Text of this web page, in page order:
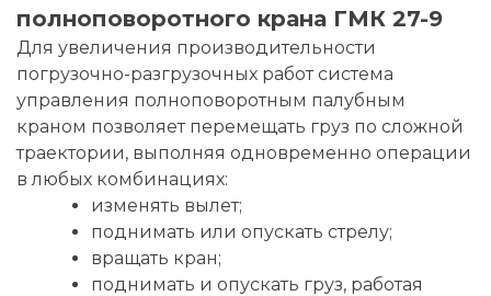
полноповоротного крана ГМК 27-9
Для увеличения производительности
погрузочно-разгрузочных работ система
управления полноповоротным палубным
краном позволяет перемещать груз по сложной
траектории, выполняя одновременно операции
в любых комбинациях:
изменять вылет;
поднимать или опускать стрелу;
вращать кран;
поднимать и опускать груз, работая